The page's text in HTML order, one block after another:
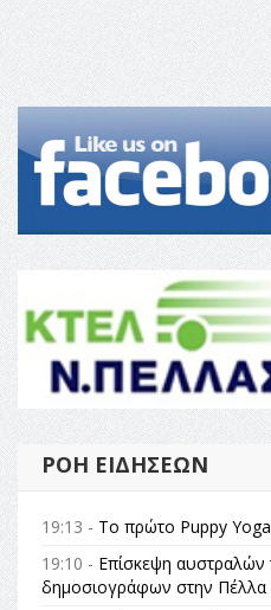
ΡΟΉ ΕΙΔΉΣΕΩΝ
19:13 - Το πρώτο Puppy Yoga
19:10 - Επίσκεψη αυστραλών
δημοσιογράφων στην Πέλλα